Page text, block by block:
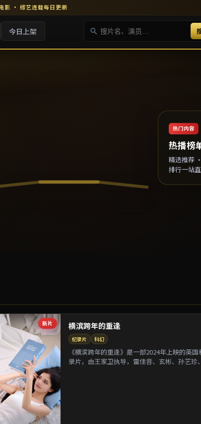
影 · 综艺连载每日更新
今日上架
热门内容
热播榜
精选推荐
排行一站
新片 横滨跨年的重逢
纪录片 科幻
《横滨跨年的重逢》是一部2024年上映的英
录片，由王家卫执导，雷佳音、玄彬、孙艺珍